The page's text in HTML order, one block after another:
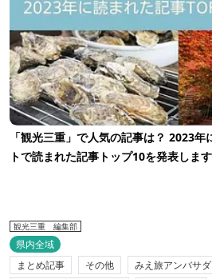
「観光三重」で人気の記事は？ 2023
トで読まれた記事トップ10を発表しま
観光三重 編集部
県内全域
まとめ記事
その他 みえ旅アンバサ